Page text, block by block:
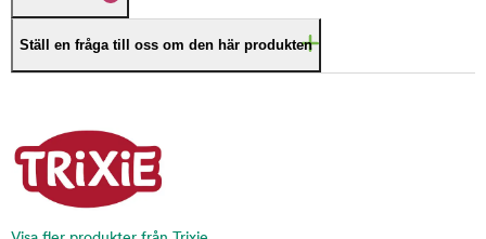
Ställ en fråga till oss om den här produkten